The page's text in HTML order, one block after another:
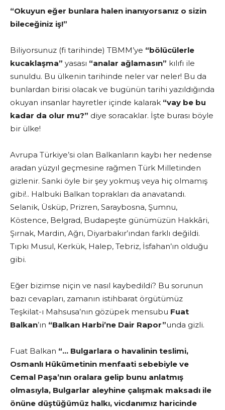
“Okuyun eğer bunlara halen inanıyorsanız o sizin
bileceğiniz iş!”
Biliyorsunuz (fi tarihinde) TBMM’ye “bölücülerle
kucaklaşma” yasası “analar ağlamasın” kılıfı ile
sunuldu. Bu ülkenin tarihinde neler var neler! Bu da
bunlardan birisi olacak ve bugünün tarihi yazıldığında
okuyan insanlar hayretler içinde kalarak “vay be bu
kadar da olur mu?” diye soracaklar. İşte burası böyle
bir ülke!
Avrupa Türkiye’si olan Balkanların kaybı her nedense
aradan yüzyıl geçmesine rağmen Türk Milletinden
gizlenir. Sanki öyle bir şey yokmuş veya hiç olmamış
gibi!.. Halbuki Balkan toprakları da anavatandı.
Selanik, Üsküp, Prizren, Saraybosna, Şumnu,
Köstence, Belgrad, Budapeşte günümüzün Hakkâri,
Şırnak, Mardin, Ağrı, Diyarbakır’ından farklı değildi.
Tıpkı Musul, Kerkük, Halep, Tebriz, İsfahan’ın olduğu
gibi.
Eğer bizimse niçin ve nasıl kaybedildi? Bu sorunun
bazı cevapları, zamanın istihbarat örgütümüz
Teşkilat-ı Mahsusa’nın gözüpek mensubu Fuat
Balkan’ın “Balkan Harbi’ne Dair Rapor”unda gizli.
Fuat Balkan “… Bulgarlara o havalinin teslimi,
Osmanlı Hükümetinin menfaati sebebiyle ve
Cemal Paşa’nın oralara gelip bunu anlatmış
olmasıyla, Bulgarlar aleyhine çalışmak maksadı ile
önüne düştüğümüz halkı, vicdanımız haricinde